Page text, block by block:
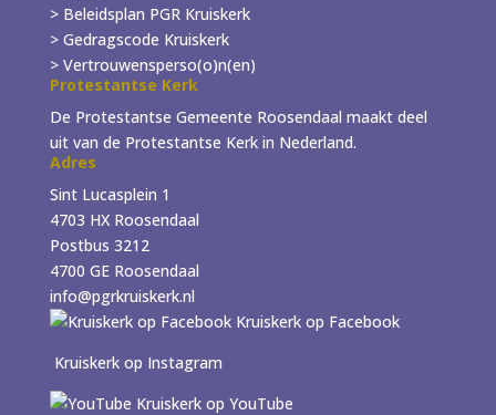
> Beleidsplan PGR Kruiskerk
> Gedragscode Kruiskerk
> Vertrouwensperso(o)n(en)
Protestantse Kerk
De Protestantse Gemeente Roosendaal maakt deel
uit van de Protestantse Kerk in Nederland.
Adres
Sint Lucasplein 1
4703 HX Roosendaal
Postbus 3212
4700 GE Roosendaal
info@pgrkruiskerk.nl
Kruiskerk op Facebook
Kruiskerk op Instagram
Kruiskerk op YouTube